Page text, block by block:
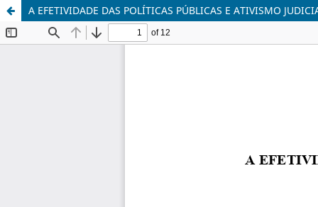
A EFETIVIDADE DAS POLÍTICAS PÚBLICAS E ATIVISMO